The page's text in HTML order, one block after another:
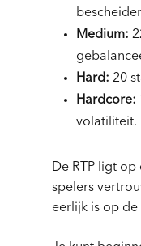
Medium:
Hard: 20
Hardcore:
volatiliteit.
De RTP ligt
spelers
eerlijk is op